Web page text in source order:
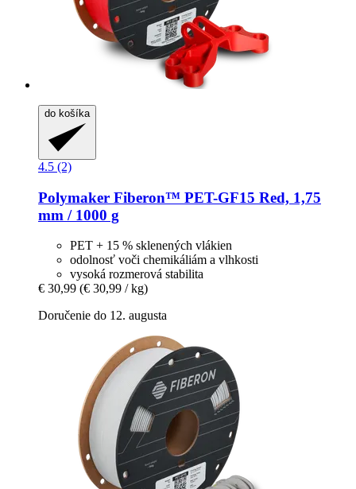
do košíka
4.5 (2)
Polymaker Fiberon™ PET-​GF15 Red, 1,75
mm / 1000 g
PET + 15 % sklenených vlákien
odolnosť voči chemikáliám a vlhkosti
vysoká rozmerová stabilita
€ 30,99 (€ 30,99 / kg)
Doručenie do 12. augusta